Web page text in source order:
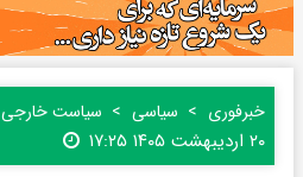
خبرفوری سیاسی سیاست خارجی
۲۰ اردیبهشت ۱۴۰۵ ۱۷:۲۵